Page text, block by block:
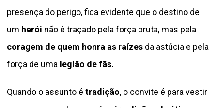
presença do perigo, fica evidente que o destino de
um herói não é traçado pela força bruta, mas pela
coragem de quem honra as raízes da astúcia e pela
força de uma legião de fãs.
Quando o assunto é tradição, o convite é para vestir